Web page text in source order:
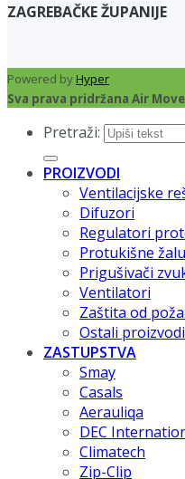
ZAGREBAČKE ŽUPANIJE
Powered byHyper
Sva prava pridržana Air
Pretraži:
PROIZVODI
Ventilacijske
Difuzori
Regulatori
Protukišne
Prigušivači
Ventilatori
Zaštita od
Ostali proizvodi
ZASTUPSTVA
Smay
Casals
Aerauliqa
DEC
Climatech
Zip-Clip